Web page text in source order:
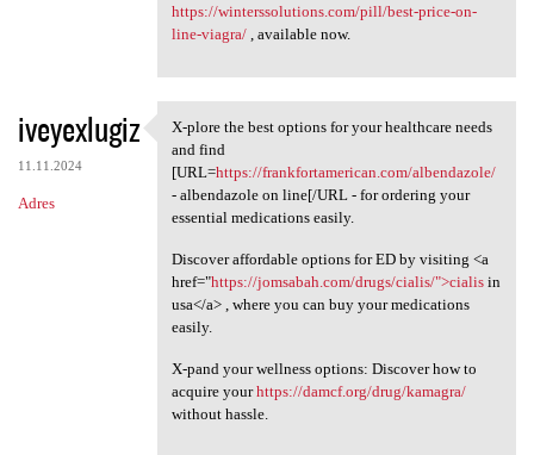
https://winterssolutions.com/pill/best-price-on-
line-viagra/, available now.
iveyexlugiz
11.11.2024
Adres
X-plore the best options for
X-plore the best options for your healthcare needs
and find
[URL=https://frankfortamerican.com/albendazole/
- albendazole on line[/URL - for ordering your
essential medications easily.
Discover affordable options for ED by visiting <a
href="https://jomsabah.com/drugs/cialis/">cialisin
usa</a> , where you can buy your medications
easily.
X-pand your wellness options: Discover how to
acquire yourhttps://damcf.org/drug/kamagra/
without hassle.